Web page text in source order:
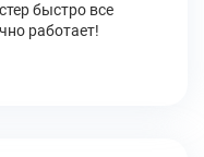
быстро все
работает!